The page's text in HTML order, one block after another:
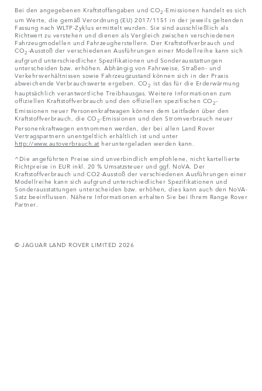
Bei den angegebenen Kraftstoffangaben und CO2-Emissionen handelt es sich
um Werte, die gemäß Verordnung (EU) 2017/1151 in der jeweils geltenden
Fassung nach WLTP-Zyklus ermittelt wurden. Sie sind ausschließlich als
Richtwert zu verstehen und dienen als Vergleich zwischen verschiedenen
Fahrzeugmodellen und Fahrzeugherstellern. Der Kraftstoffverbrauch und
CO2-Ausstoß der verschiedenen Ausführungen einer Modellreihe kann sich
aufgrund unterschiedlicher Spezifikationen und Sonderausstattungen
unterscheiden bzw. erhöhen. Abhängig von Fahrweise, Straßen- und
Verkehrsverhältnissen sowie Fahrzeugzustand können sich in der Praxis
abweichende Verbrauchswerte ergeben. CO2 ist das für die Erderwärmung
hauptsächlich verantwortliche Treibhausgas. Weitere Informationen zum
offiziellen Kraftstoffverbrauch und den offiziellen spezifischen CO2-
Emissionen neuer Personenkraftwagen können dem Leitfaden über den
Kraftstoffverbrauch, die CO2-Emissionen und den Stromverbrauch neuer
Personenkraftwagen entnommen werden, der bei allen Land Rover
Vertragspartnern unentgeltlich erhältlich ist und unter
http://www.autoverbrauch.at heruntergeladen werden kann.
^Die angeführten Preise sind unverbindlich empfohlene, nicht kartellierte
Richtpreise in EUR inkl. 20 % Umsatzsteuer und ggf. NoVA. Der
Kraftstoffverbrauch und CO2-Ausstoß der verschiedenen Ausführungen einer
Modellreihe kann sich aufgrund unterschiedlicher Spezifikationen und
Sonderausstattungen unterscheiden bzw. erhöhen, dies kann auch den NoVA-
Satz beeinflussen. Nähere Informationen erhalten Sie bei Ihrem Range Rover
Partner.
© JAGUAR LAND ROVER LIMITED 2026